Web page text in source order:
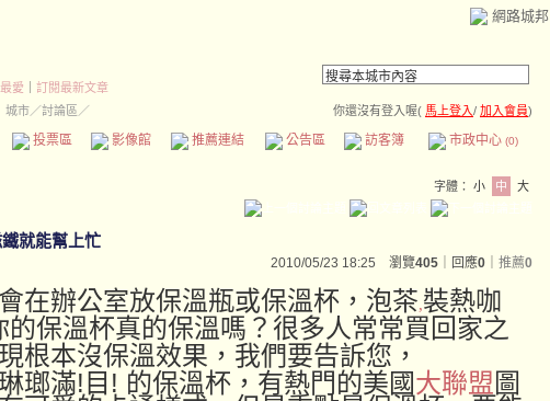
網路城邦
愛
訂閱最新文章
城市／討論區／ 你還沒有登入喔( 馬上登入/ 加入會員)
投票區 影像館 推薦連結 公告區 訪客簿 市政中心 (0)
字體： 小 中 大
就能幫上忙
2010/05/23 18:25 瀏覽405 ｜回應0 推薦0
在辦公室放保溫瓶或保溫杯，泡茶,裝熱咖
的保溫杯真的保溫嗎？很多人常常買回家之
根本沒保溫效果，我們要告訴您，
瑯滿!目! 的保溫杯，有熱門的美國大聯盟 圖